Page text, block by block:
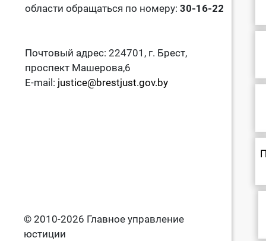
области обращаться по номеру: 30-16-22
Почтовый адрес: 224701, г. Брест,
проспект Машерова,6
E-mail: justice@brestjust.gov.by
© 2010-2026 Главное управление
юстиции